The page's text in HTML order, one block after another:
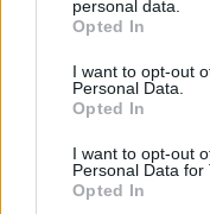
grant or deny consent
use your data for
consent section.
personal data.
Opted In
I want to opt-out
Personal Data.
Opted In
I want to opt-out
Personal Data for
Opted In
LOTR készletek, a
megjelentek.
felnőttesebb, mint